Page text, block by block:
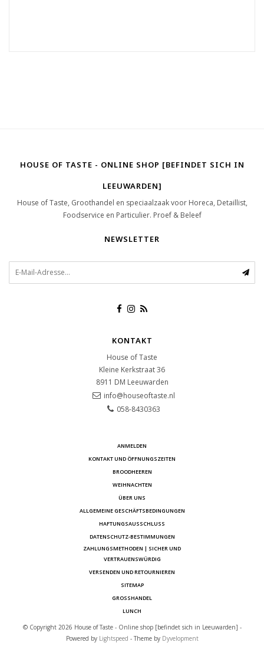
HOUSE OF TASTE - ONLINE SHOP [BEFINDET SICH IN
LEEUWARDEN]
House of Taste, Groothandel en speciaalzaak voor Horeca, Detaillist,
Foodservice en Particulier. Proef & Beleef
NEWSLETTER
KONTAKT
House of Taste
Kleine Kerkstraat 36
8911 DM Leeuwarden
info@houseoftaste.nl
058-8430363
ANMELDEN
KONTAKT UND ÖFFNUNGSZEITEN
BROODHEEREN
WEIHNACHTEN
ÜBER UNS
ALLGEMEINE GESCHÄFTSBEDINGUNGEN
HAFTUNGSAUSSCHLUSS
DATENSCHUTZ-BESTIMMUNGEN
ZAHLUNGSMETHODEN | SICHER UND
VERTRAUENSWÜRDIG
VERSENDEN UND RETOURNIEREN
SITEMAP
GROSSHANDEL
LUNCH
© Copyright 2026 House of Taste - Online shop [befindet sich in Leeuwarden] -
Powered by Lightspeed - Theme by Dyvelopment